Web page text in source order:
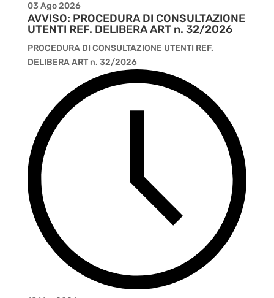
03 Ago 2026
AVVISO: PROCEDURA DI CONSULTAZIONE
UTENTI REF. DELIBERA ART n. 32/2026
PROCEDURA DI CONSULTAZIONE UTENTI REF.
DELIBERA ART n. 32/2026